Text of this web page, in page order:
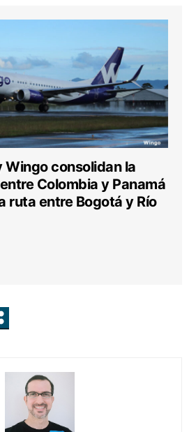
Wingo consolidan la
Colombia y Panamá
ruta entre Bogotá y Río